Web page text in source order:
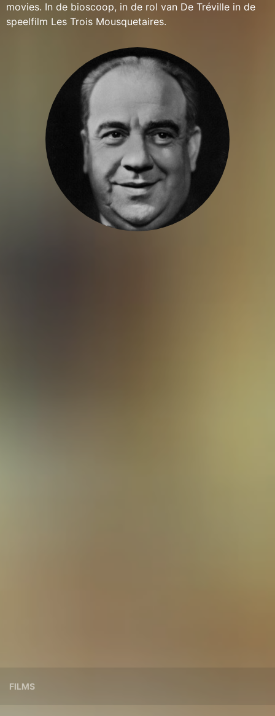
movies. In de bioscoop, in de rol van De Tréville in de
speelfilm Les Trois Mousquetaires.
FILMS